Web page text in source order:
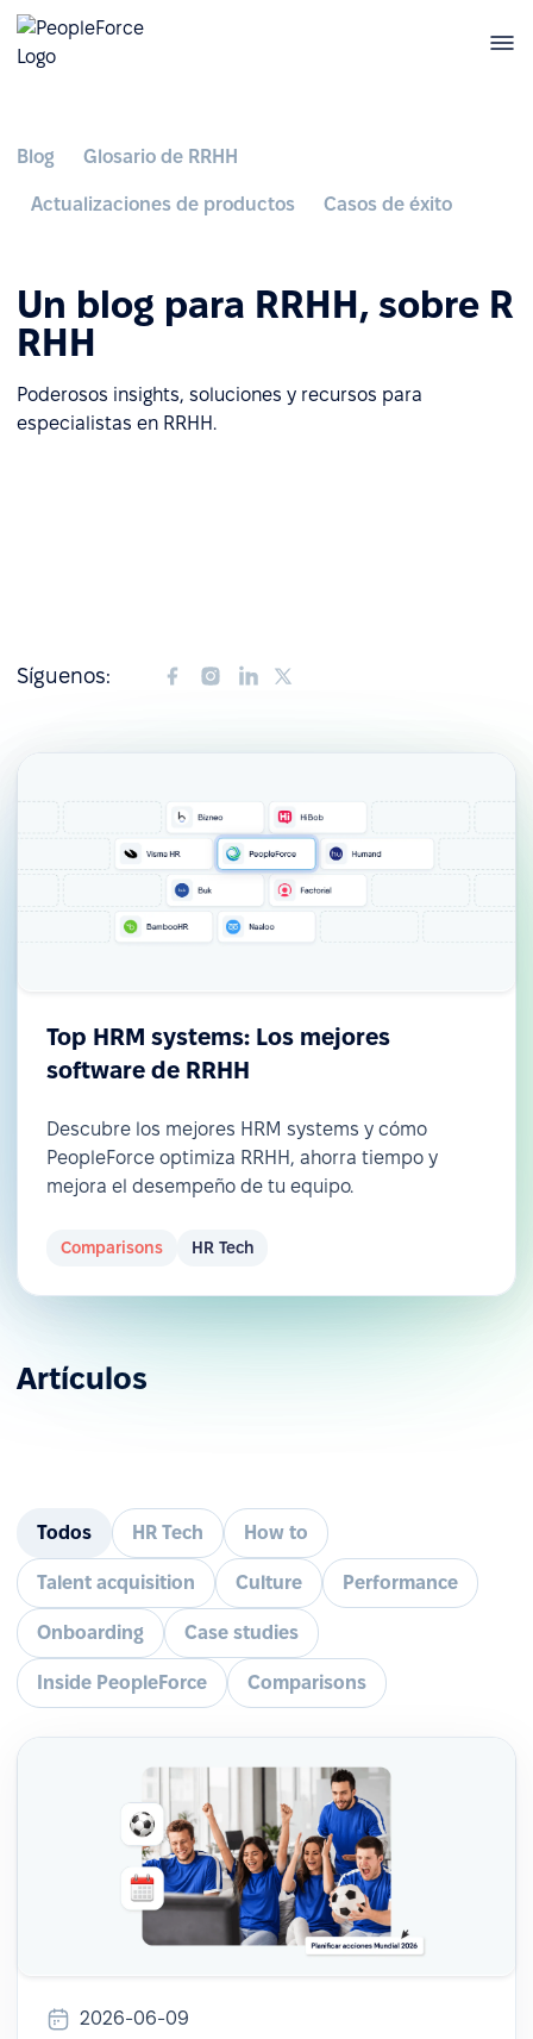
Blog Glosario de RRHH
Actualizaciones de productos Casos de éxito
Un blog para RRHH, sobre R
RHH
Poderosos insights, soluciones y recursos para
especialistas en RRHH.
Síguenos:
Top HRM systems: Los mejores
software de RRHH
Descubre los mejores HRM systems y cómo
PeopleForce optimiza RRHH, ahorra tiempo y
mejora el desempeño de tu equipo.
Comparisons HR Tech
Artículos
Todos HR Tech How to
Talent acquisition Culture Performance
Onboarding Case studies
Inside PeopleForce Comparisons
2026-06-09